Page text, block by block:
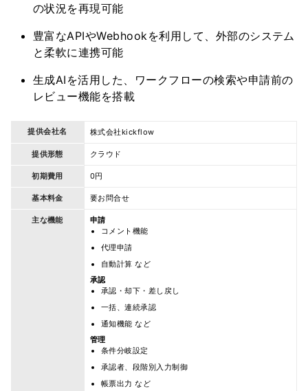
の状況を再現可能
豊富なAPIやWebhookを利用して、外部のシステム
と柔軟に連携可能
生成AIを活用した、ワークフローの検索や申請前の
レビュー機能を搭載
提供会社名 株式会社kickflow
提供形態 クラウド
初期費用 0円
基本料金 要お問合せ
主な機能
申請
コメント機能
代理申請
自動計算 など
承認
承認・却下・差し戻し
一括、連続承認
通知機能 など
管理
条件分岐設定
承認者、段階別入力制御
帳票出力 など